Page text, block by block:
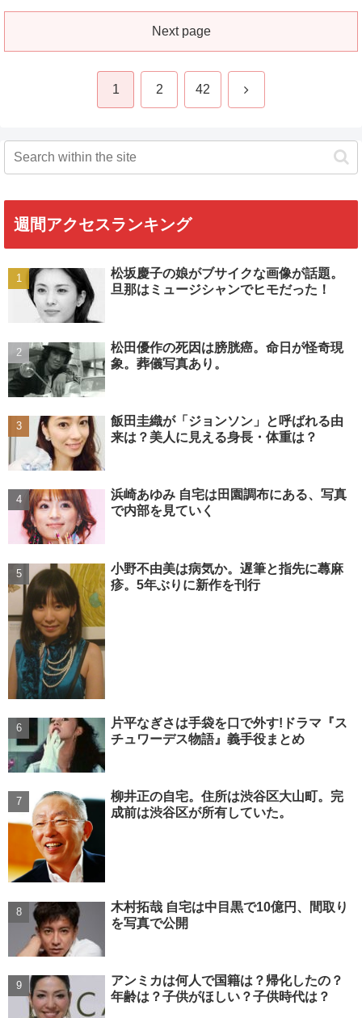
Next page
1 2 42 Next
週間アクセスランキング
松坂慶子の娘がブサイクな画像が話題。
旦那はミュージシャンでヒモだった！
松田優作の死因は膀胱癌。命日が怪奇現
象。葬儀写真あり。
飯田圭織が「ジョンソン」と呼ばれる由
来は？美人に見える身長・体重は？
浜崎あゆみ 自宅は田園調布にある、写真
で内部を見ていく
小野不由美は病気か。遅筆と指先に蕁麻
疹。5年ぶりに新作を刊行
片平なぎさは手袋を口で外す!ドラマ『ス
チュワーデス物語』義手役まとめ
柳井正の自宅。住所は渋谷区大山町。完
成前は渋谷区が所有していた。
木村拓哉 自宅は中目黒で10億円、間取り
を写真で公開
アンミカは何人で国籍は？帰化したの？
年齢は？子供がほしい？子供時代は？